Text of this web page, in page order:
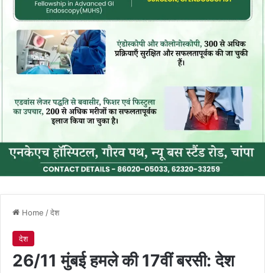
Home /देश
देश
26/11 मुंबई हमले की 17वीं बरसी: देश